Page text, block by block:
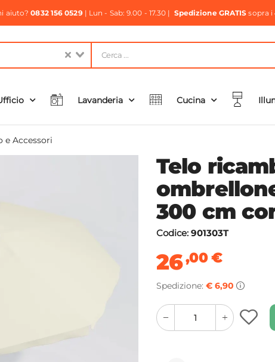
aiuto?0832 156 0529| Lun - Sab: 9.00 - 17.30 | Spedizione GRATIS sopra i
Lavanderia Cucina
e Accessori
Telo
300 cm
Codice: 901303T
26,00€
Spedizione: € 6,90
quantity
button
quantity
minus
button